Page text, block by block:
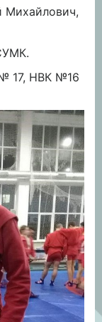
Михайлович,
17, НВК №16